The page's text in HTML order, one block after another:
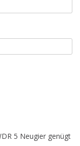
5 Neugier genügt